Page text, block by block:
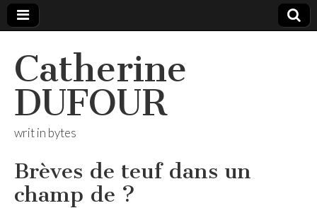
Catherine
DUFOUR
writ in bytes
Brèves de teuf dans un
champ de ?